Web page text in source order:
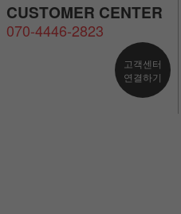
CUSTOMER CENTER
070-4446-2823
고객센터
연결하기